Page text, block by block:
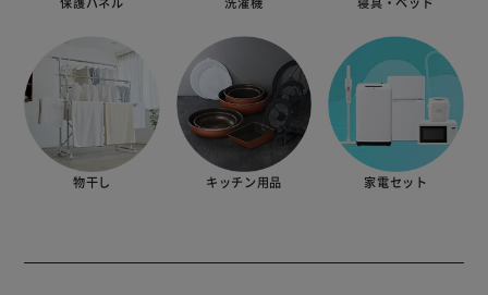
物干し キッチン用品 家電セット